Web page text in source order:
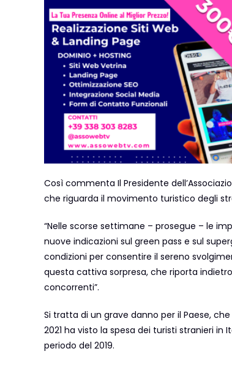
Così commenta Il Presidente
che riguarda il movimento turistico degli
“Nelle scorse settimane – prosegue – le
nuove indicazioni sul green pass e sul
condizioni per consentire il sereno
questa cattiva sorpresa, che riporta
concorrenti”.
Si tratta di un grave danno per il Paese,
2021 ha visto la spesa dei turisti stranieri
periodo del 2019.